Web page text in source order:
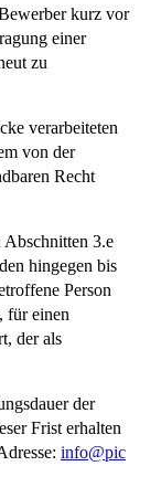
kurz vor
einer
zu
verarbeiteten
von der
Recht
Abschnitten 3.e
hingegen bis
Person
für einen
der als
der
Frist erhalten
info@pic